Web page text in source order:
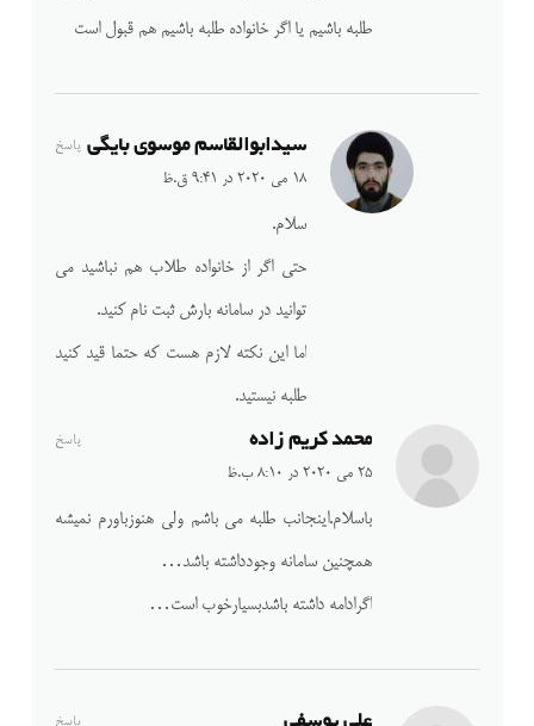
طلبه باشیم یا اگر خانواده طلبه باشیم هم قبول است
سیدابوالقاسم موسوی بایگی
18 می 2020 در 9:41 ق.ظ
پاسخ
سلام.
حتی اگر از خانواده طلاب هم نباشید می
توانید در سامانه بارش ثبت نام کنید.
اما این نکته لازم هست که حتما قید کنید
طلبه نیستید.
محمد کریم زاده
25 می 2020 در 8:10 ب.ظ
پاسخ
باسلام.اینجانب طلبه می باشم ولی هنوزباورم نمیشه
همچنین سامانه وجودداشته باشد…
اگرادامه داشته باشدبسیارخوب است…